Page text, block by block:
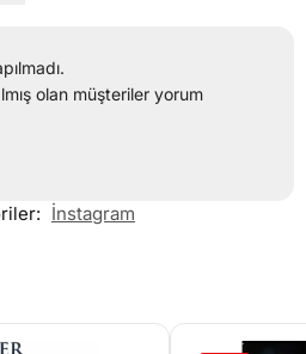
olan müşteriler yorum
İnstagram